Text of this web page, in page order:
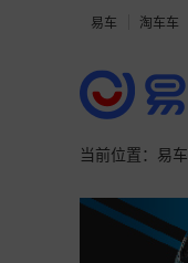
易车 淘车车
当前位置： 易车